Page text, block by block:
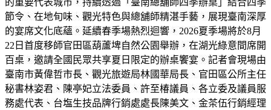
節令、在地旬味、觀光特色與總舖師精湛手藝，展現臺南深厚
的宴席文化底蘊。延續春季場熱烈迴響，2026夏季場將於8月
22日首度移師官田區葫蘆埤自然公園舉辦，在湖光綠意間席開
百桌，邀請全國民眾共享夏日限定的辦桌饗宴。記者會現場由
臺南市黃偉哲市長、觀光旅遊局林國華局長、官田區公所主任
秘書林姿君、陳亭妃立法委員、許至椿議員、各立委及議員服
務處代表、台塩生技品牌行銷處處長陳美文、金茶伍行銷經理